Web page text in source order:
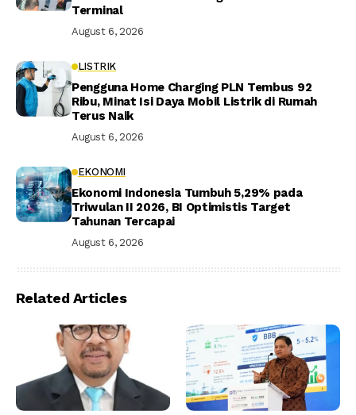
Terminal
August 6, 2026
LISTRIK
Pengguna Home Charging PLN Tembus 92
Ribu, Minat Isi Daya Mobil Listrik di Rumah
Terus Naik
August 6, 2026
EKONOMI
Ekonomi Indonesia Tumbuh 5,29% pada
Triwulan II 2026, BI Optimistis Target
Tahunan Tercapai
August 6, 2026
Related Articles